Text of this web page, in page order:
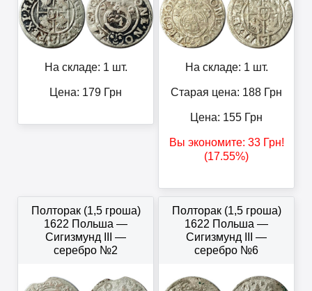
На складе: 1 шт.
Цена: 179 Грн
На складе: 1 шт.
Старая цена: 188 Грн
Цена: 155 Грн
Вы экономите: 33Грн!
(17.55%)
Полторак (1,5 гроша)
1622 Польша —
Сигизмунд III —
серебро №2
Полторак (1,5 гроша)
1622 Польша —
Сигизмунд III —
серебро №6